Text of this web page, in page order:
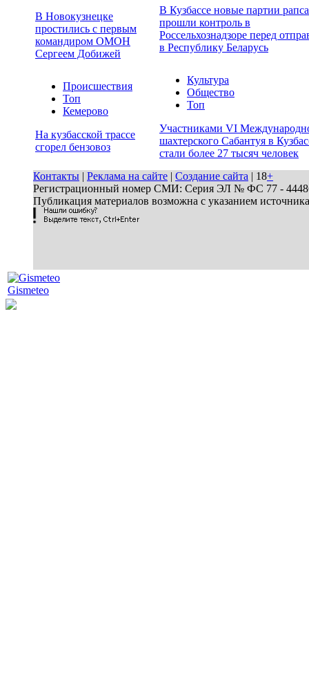
В Новокузнецке
простились с первым
командиром ОМОН
Сергеем Добижей
В Кузбассе новые партии рапса
прошли контроль в
Россельхознадзоре перед
в Республику Беларусь
Происшествия
Топ
Кемерово
На кузбасской трассе
сгорел бензовоз
Культура
Общество
Топ
Участниками VI
шахтерского Сабантуя в
стали более 27 тысяч человек
Контакты | Реклама на сайте | Создание сайта | 18+
Регистрационный номер СМИ: Серия ЭЛ № ФС 77 - 44486
Публикация материалов возможна с указанием
Gismeteo